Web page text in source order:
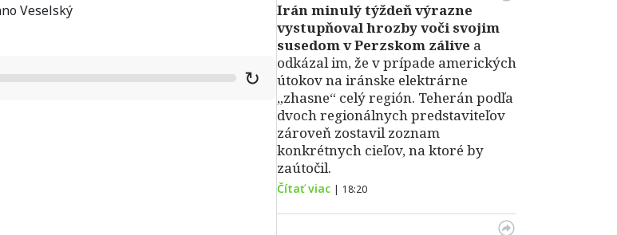
Veselský
↻
Irán minulý týždeň výrazne
vystupňoval hrozby voči svojim
susedom v Perzskom zálive a
odkázal im, že v prípade amerických
útokov na iránske elektrárne
„zhasne“ celý región. Teherán podľa
dvoch regionálnych predstaviteľov
zároveň zostavil zoznam
konkrétnych cieľov, na ktoré by
zaútočil.
Čítať viac | 18:20